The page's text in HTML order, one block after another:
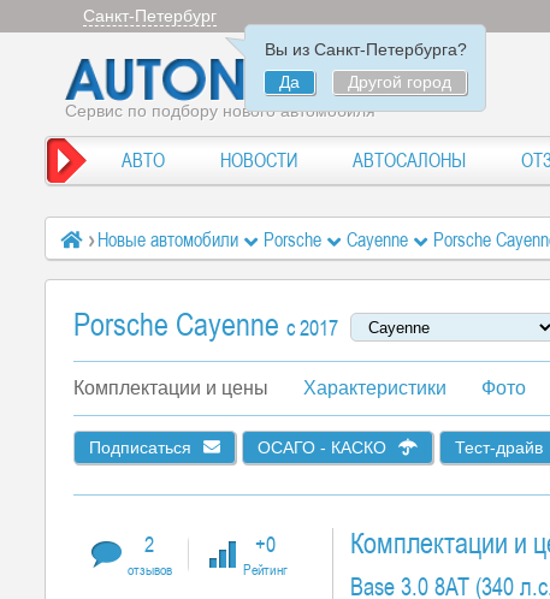
Санкт-Петербург
Вы из Санкт-Петербурга?
Да
Другой город
Сервис по подбору нового автомобиля
АВТО НОВОСТИ АВТОСАЛОНЫ
Новые автомобили Porsche Cayenne Porsche
Porsche Cayenne c 2017
Комплектации и цены Характеристики Фото
Подписаться ОСАГО - КАСКО Тест-драйв
2
отзывов
+0
Рейтинг
Комплектации и
Base 3.0 8AT (340